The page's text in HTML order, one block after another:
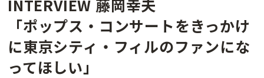
INTERVIEW 藤岡幸夫
「ポップス・コンサートをきっかけ
に東京シティ・フィルのファンにな
ってほしい」